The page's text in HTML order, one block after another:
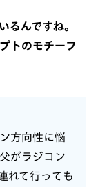
るんですね。
トのモチーフ
方向性に悩
がラジコン
れて行っても